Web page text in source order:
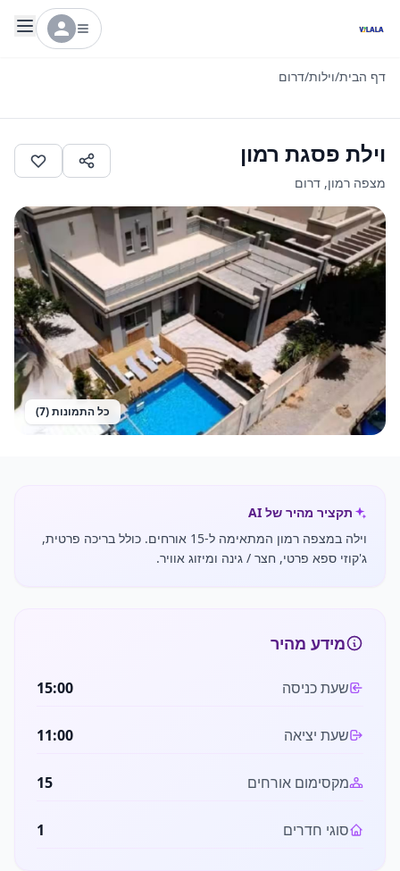
דף הבית/וילות/דרום
וילת פסגת רמון
מצפה רמון, דרום
כל התמונות (7
)
תקציר מהיר של AI
וילה במצפה רמון המתאימה ל-15 אורחים. כולל בריכה פרטית,
ג'קוזי ספא פרטי, חצר / גינה ומיזוג אוויר.
מידע מהיר
שעת כניסה 15:00
שעת יציאה 11:00
מקסימום אורחים 15
סוגי חדרים 1